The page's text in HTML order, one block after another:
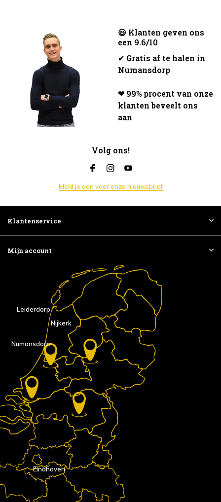
😃 Klanten geven ons
een 9.6/10
✔ Gratis af te halen in
Numansdorp
❤ 99% procent van onze
klanten beveelt ons
aan
Volg ons!
Meld je aan voor onze nieuwsbrief
Klantenservice
Mijn account
Eindhoven
Nijkerk
Numansdorp
Leiderdorp